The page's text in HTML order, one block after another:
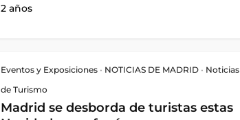
2 años
Eventos y Exposiciones • NOTICIAS DE MADRID • Noticias
de Turismo
Madrid se desborda de turistas estas